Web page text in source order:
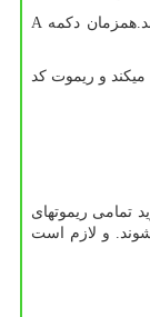
چراغ کوچک روی برد شروع به چشمک زدن میکند.همزمان دکمه A
و ریموت کد
تمامی ریموتهای
و لازم است